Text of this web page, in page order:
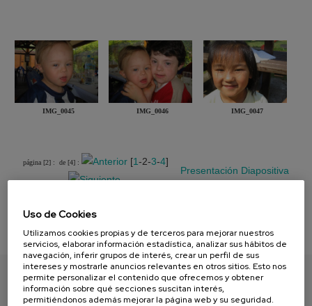
IMG_0045 IMG_0046 IMG_0047
página [2] : de [4] : [1-2-3-4]
Presentación Diapositiva
ENCUENTRA TU PAPEL
Uso de Cookies
Utilizamos cookies propias y de terceros para mejorar nuestros
servicios, elaborar información estadística, analizar sus hábitos de
navegación, inferir grupos de interés, crear un perfil de sus
intereses y mostrarle anuncios relevantes en otros sitios. Esto nos
permite personalizar el contenido que ofrecemos y obtener
información sobre qué secciones suscitan interés,
permitiéndonos además mejorar la página web y su seguridad.